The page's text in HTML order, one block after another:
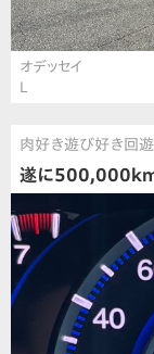
オデッセイ
L
肉好き遊び好き回
遂に